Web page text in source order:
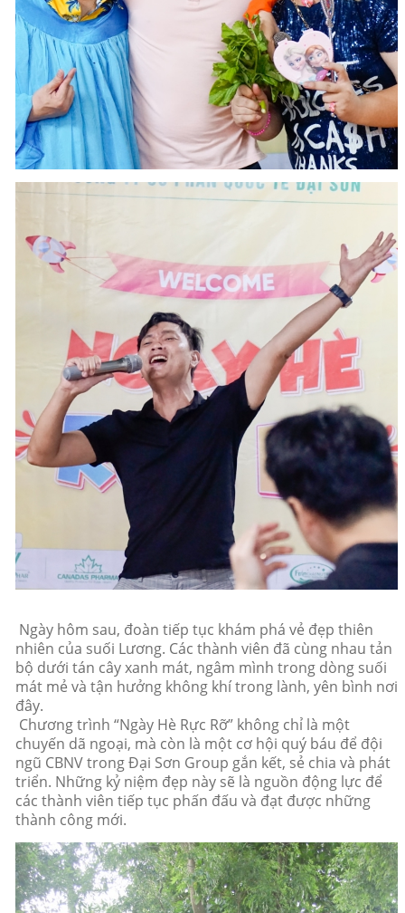
Ngày hôm sau, đoàn tiếp tục khám phá vẻ đẹp thiên
nhiên của suối Lương. Các thành viên đã cùng nhau tản
bộ dưới tán cây xanh mát, ngâm mình trong dòng suối
mát mẻ và tận hưởng không khí trong lành, yên bình nơi
đây.
Chương trình “Ngày Hè Rực Rỡ” không chỉ là một
chuyến dã ngoại, mà còn là một cơ hội quý báu để đội
ngũ CBNV trong Đại Sơn Group gắn kết, sẻ chia và phát
triển. Những kỷ niệm đẹp này sẽ là nguồn động lực để
các thành viên tiếp tục phấn đấu và đạt được những
thành công mới.